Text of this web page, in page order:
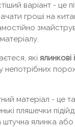
варіант - це
гроші на
які ялинкові
непотрібних
матеріал - це
пляшечки
ялинка або